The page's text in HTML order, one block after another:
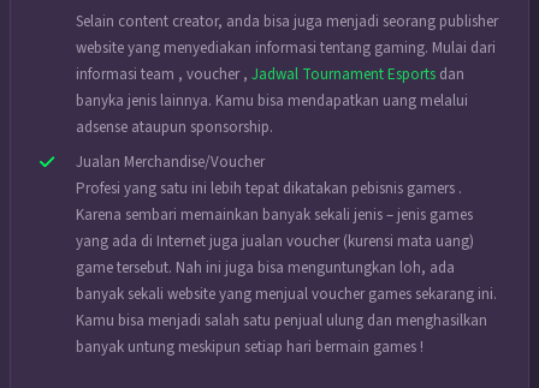
Selain content creator, anda bisa juga menjadi seorang publisher
website yang menyediakan informasi tentang gaming. Mulai dari
informasi team , voucher , Jadwal Tournament Esports dan
banyka jenis lainnya. Kamu bisa mendapatkan uang melalui
adsense ataupun sponsorship.
Jualan Merchandise/Voucher
Profesi yang satu ini lebih tepat dikatakan pebisnis gamers .
Karena sembari memainkan banyak sekali jenis – jenis games
yang ada di Internet juga jualan voucher (kurensi mata uang)
game tersebut. Nah ini juga bisa menguntungkan loh, ada
banyak sekali website yang menjual voucher games sekarang ini.
Kamu bisa menjadi salah satu penjual ulung dan menghasilkan
banyak untung meskipun setiap hari bermain games !